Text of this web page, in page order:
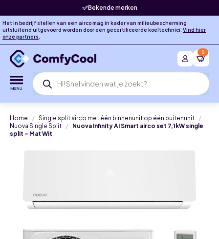
Bekende merken
Het in bedrijf stellen van een airco mag in kader van milieubescherming
uitsluitend uitgevoerd worden door een gecertificeerde koeltechnici. Vind hier
onze partners.
Producten
zoeken
0
Home
Single split airco met één binnenunit op één buitenunit
Nuova Single Split
Nuova Infinity AI Smart airco set 7,1kW single
split – Mat Wit